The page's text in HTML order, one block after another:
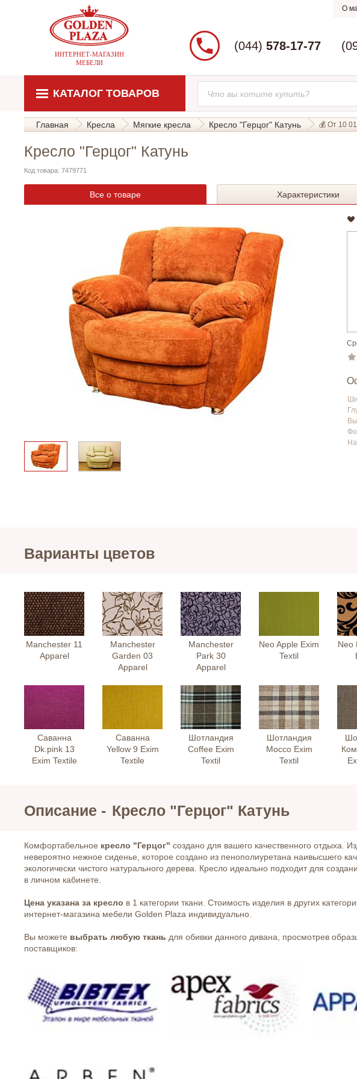
ИНТЕРНЕТ-МАГАЗИН
МЕБЕЛИ
О
(044) 578-17-77
КАТАЛОГ ТОВАРОВ
Главная Кресла Мягкие кресла Кресло "Герцог" Катунь 💰 От 10
Кресло "Герцог" Катунь
Код товара: 7479771
Все о товаре Характеристики
Варианты цветов
Manchester 11
Apparel
Manchester
Garden 03
Apparel
Manchester
Park 30
Apparel
Neo Apple Exim
Textil
Neo
Саванна
Dk.pink 13
Exim Textile
Саванна
Yellow 9 Exim
Textile
Шотландия
Coffee Exim
Textil
Шотландия
Mocco Exim
Textil
Описание - Кресло "Герцог" Катунь
Комфортабельное кресло "Герцог" создано для вашего качественного отдыха.
невероятно нежное сиденье, которое создано из пенополиуретана наивысшего
экологически чистого натурального дерева. Кресло идеально подходит для
в личном кабинете.
Цена указана за кресло в 1 категории ткани. Стоимость изделия в других
интернет-магазина мебели Golden Plaza индивидуально.
Вы можете выбрать любую ткань для обивки данного дивана, просмотрев
поставщиков: